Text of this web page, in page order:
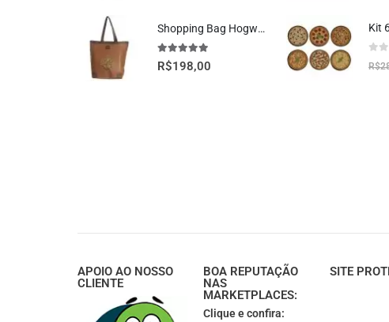
Shopping Bag Hogwarts Oficial Harry Potter
5.00 fora de 5
R$198,00 R$
APOIO AO NOSSO
CLIENTE
BOA REPUTAÇÃO
NAS
MARKETPLACES:
Clique e confira:
SITE